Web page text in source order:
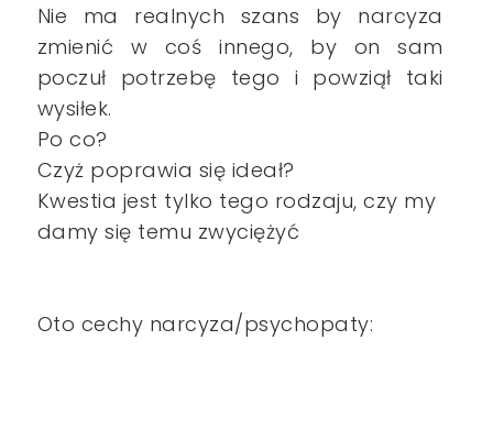
Nie ma realnych szans by narcyza
zmienić w coś innego, by on sam
poczuł potrzebę tego i powziął taki
wysiłek.
Po co?
Czyż poprawia się ideał?
Kwestia jest tylko tego rodzaju, czy my
damy się temu zwyciężyć
Oto cechy narcyza/psychopaty: